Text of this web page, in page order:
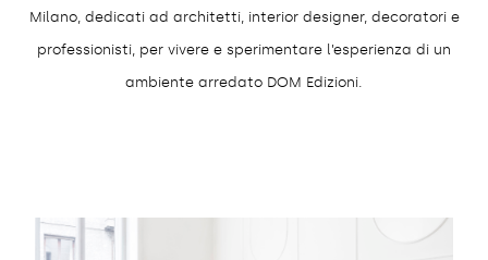
Milano, dedicati ad architetti, interior designer, decoratori e
professionisti, per vivere e sperimentare l’esperienza di un
ambiente arredato DOM Edizioni.